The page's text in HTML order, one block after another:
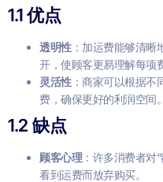
1.1 优点
透明性：加运费能够清晰
开，使顾客更易理解每项
灵活性：商家可以根据不
费，确保更好的利润空间。
1.2 缺点
顾客心理：许多消费者对
看到运费而放弃购买。